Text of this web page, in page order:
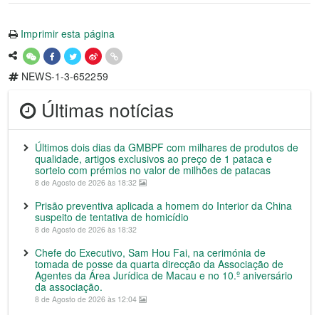
Imprimir esta página
NEWS-1-3-652259
Últimas notícias
Últimos dois dias da GMBPF com milhares de produtos de
qualidade, artigos exclusivos ao preço de 1 pataca e
sorteio com prémios no valor de milhões de patacas
8 de Agosto de 2026 às 18:32
Prisão preventiva aplicada a homem do Interior da China
suspeito de tentativa de homicídio
8 de Agosto de 2026 às 18:32
Chefe do Executivo, Sam Hou Fai, na cerimónia de
tomada de posse da quarta direcção da Associação de
Agentes da Área Jurídica de Macau e no 10.º aniversário
da associação.
8 de Agosto de 2026 às 12:04